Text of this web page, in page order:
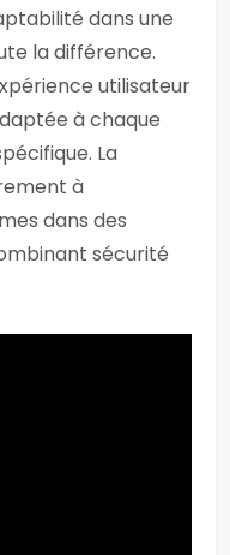
dans une
la différence.
utilisateur
à chaque
La
à
dans des
sécurité